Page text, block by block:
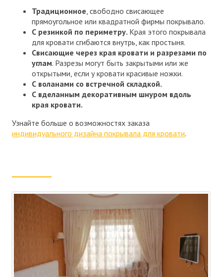
Традиционное, свободно свисающее
прямоугольное или квадратной фирмы покрывало.
С резинкой по периметру. Края этого покрывала
для кровати сгибаются внутрь, как простыня.
Свисающие через края кровати и разрезами по
углам. Разрезы могут быть закрытыми или же
открытыми, если у кровати красивые ножки.
С воланами со встречной складкой.
С вделанным декоративным шнуром вдоль
края кровати.
Узнайте больше о возможностях заказа
индивидуального дизайна покрывала для кровати.